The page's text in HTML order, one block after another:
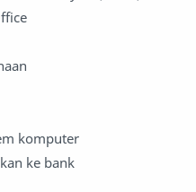
komputer
ke bank